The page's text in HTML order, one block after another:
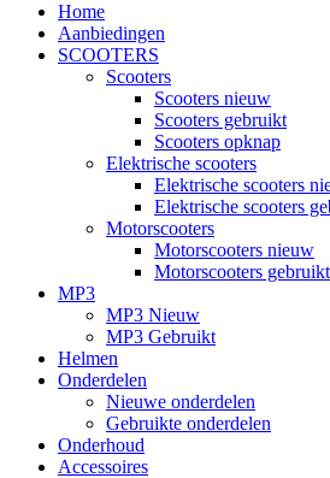
Home
Aanbiedingen
SCOOTERS
Scooters
Scooters nieuw
Scooters gebruikt
Scooters opknap
Elektrische scooters
Elektrische scooters
Elektrische scooters
Motorscooters
Motorscooters nieuw
Motorscooters gebruikt
MP3
MP3 Nieuw
MP3 Gebruikt
Helmen
Onderdelen
Nieuwe onderdelen
Gebruikte onderdelen
Onderhoud
Accessoires